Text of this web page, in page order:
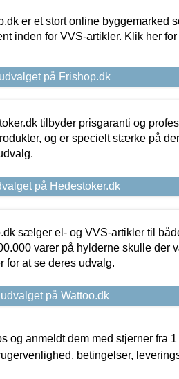
er et stort online byggemarked
inden for VVS-artikler. Klik her
på Frishop.dk
tilbyder prisgaranti og
og er specielt stærke på
på Hedestoker.dk
sælger el- og VVS-artikler til
varer på hylderne skulle der
for at se deres udvalg.
på Wattoo.dk
anmeldt dem med stjerner fra
betingelser,